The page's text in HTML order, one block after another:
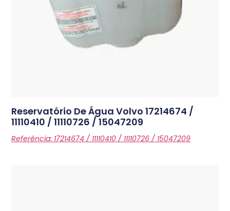
Reservatório De Água Volvo17214674 /
11110410 / 11110726 / 15047209
Referência: 17214674 / 11110410 / 11110726 / 15047209